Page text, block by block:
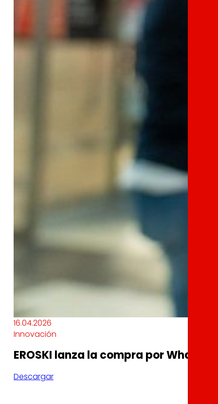
16.04.2026
Innovación
EROSKI lanza la compra por
Descargar